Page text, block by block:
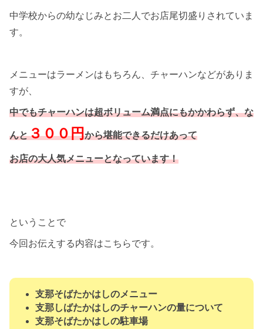
中学校からの幼なじみとお二人でお店尾切盛りされていま
す。
メニューはラーメンはもちろん、チャーハンなどがありま
すが、
中でもチャーハンは超ボリューム満点にもかかわらず、な
んと３００円から堪能できるだけあって
お店の大人気メニューとなっています！
ということで
今回お伝えする内容はこちらです。
支那そばたかはしのメニュー
支那しばたかはしのチャーハンの量について
支那そばたかはしの駐車場